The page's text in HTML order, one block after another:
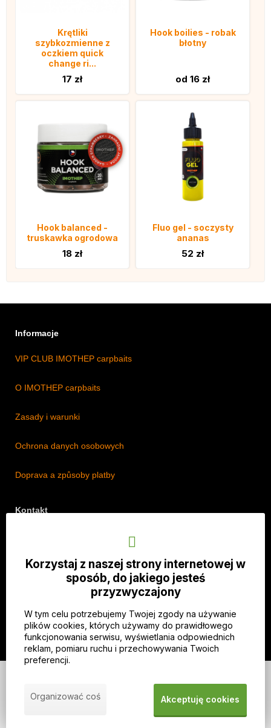
Krętliki
szybkozmienne z
oczkiem quick
change ri...
17 zł
Hook boilies - robak
błotny
od 16 zł
Hook balanced -
truskawka ogrodowa
18 zł
Fluo gel - soczysty
ananas
52 zł
Informacje
VIP CLUB IMOTHEP carpbaits
O IMOTHEP carpbaits
Zasady i warunki
Ochrona danych osobowych
Doprava a způsoby platby
Kontakt
E-mail: info@imothep.cz
Nasz Instagram
Korzystaj z naszej strony internetowej w
sposób, do jakiego jesteś
przyzwyczajony
W tym celu potrzebujemy Twojej zgody na używanie
plików cookies, których używamy do prawidłowego
funkcjonowania serwisu, wyświetlania odpowiednich
reklam, pomiaru ruchu i przechowywania Twoich
preferencji.
Organizować coś Akceptuję cookies